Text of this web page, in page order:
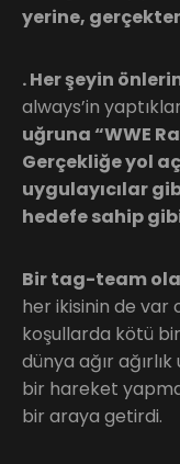
yerine,
. Her şeyin
always’in
uğruna “WWE
Gerçekliğe yol
uygulayıcılar
hedefe sahip
Bir tag-team
her ikisinin de var
koşullarda kötü
dünya ağır
bir hareket
bir araya getirdi.